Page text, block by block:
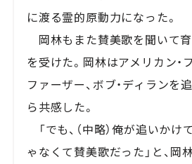
に渡る霊的原動力になった。
岡林もまた賛美歌を聞いて
を受けた。岡林はアメリカン・
ファーザー、ボブ・ディランを
ら共感した。
「でも、（中略）俺が追いか
ゃなくて賛美歌だった」と、岡